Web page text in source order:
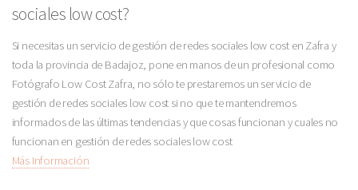
sociales low cost?
Si necesitas un servicio de gestión de redes sociales low cost en Zafra y
toda la provincia de Badajoz, pone en manos de un profesional como
Fotógrafo Low Cost Zafra, no sólo te prestaremos un servicio de
gestión de redes sociales low cost si no que te mantendremos
informados de las últimas tendencias y que cosas funcionan y cuales no
funcionan en gestión de redes sociales low cost
Más Información